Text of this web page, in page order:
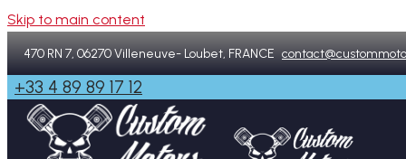
Skip to main content
470 RN 7, 06270 Villeneuve- Loubet, FRANCE
+33 4 89 89 17 12